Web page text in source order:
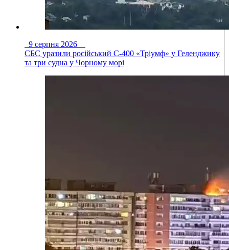
9 серпня 2026
СБС уразили російський С-400 «Тріумф» у Геленджику
та три судна у Чорному морі